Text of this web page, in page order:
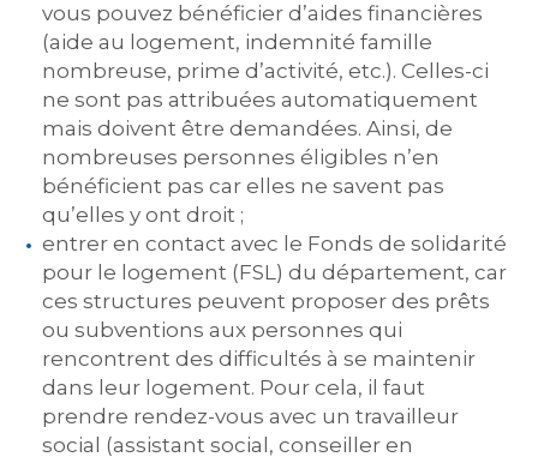
vous pouvez bénéficier d’aides financières
(aide au logement, indemnité famille
nombreuse, prime d’activité, etc.). Celles-ci
ne sont pas attribuées automatiquement
mais doivent être demandées. Ainsi, de
nombreuses personnes éligibles n’en
bénéficient pas car elles ne savent pas
qu’elles y ont droit ;
entrer en contact avec le Fonds de solidarité
pour le logement (FSL) du département, car
ces structures peuvent proposer des prêts
ou subventions aux personnes qui
rencontrent des difficultés à se maintenir
dans leur logement. Pour cela, il faut
prendre rendez-vous avec un travailleur
social (assistant social, conseiller en